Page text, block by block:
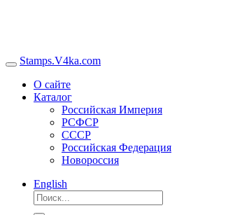
Stamps.V4ka.com
О сайте
Каталог
Российская Империя
РСФСР
СССР
Российская Федерация
Новороссия
English